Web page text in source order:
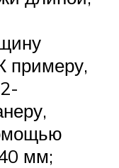
примеру,
мм;